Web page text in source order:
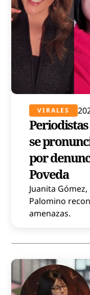
VIRALES
Periodistas
se
por
Poveda
Juanita
Palomino
amenazas.